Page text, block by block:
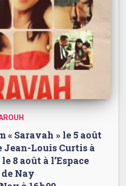
Saravah » le 5 août
Jean-Louis Curtis à
8 août à l’Espace
Nay